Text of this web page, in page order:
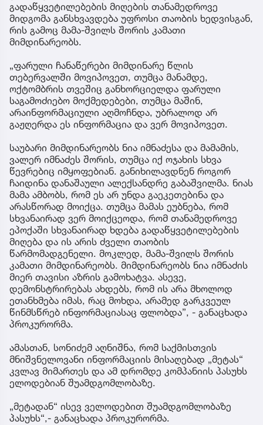
გადაწყვეტილებების მიღების თანამედროვე
მიდგომა განსხვავდება უფროსი თაობის ხედვისგან,
რის გამოც მამა-შვილს შორის კამათი
მიმდინარეობს.
„ფარული ჩანაწერები მიმდინარე წლის
თებერვალში მოვიპოვეთ, თუმცა მანამდე,
ოქტომბრის თვეშიც განხორციელდა ფარული
საგამოძიებო მოქმედებები, თუმცა მაშინ,
არაინფორმაციული აღმოჩნდა, უბრალოდ არ
გაჟღერდა ეს ინფორმაცია და ვერ მოვიპოვეთ.
საუბარი მიმდინარეობს ნია იმნაძესა და მამამის,
ვალერ იმნაძეს შორის, თუმცა იქ ოჯახის სხვა
წევრებიც იმყოფებიან. განიხილავდნენ როგორ
ჩაიდინა დანაშაული ალექსანდრე გაბაშვილმა. ნიას
მამა ამბობს, რომ ეს არ უნდა გაეკეთებინა და
არასწორად მოიქცა. თუმცა მამას ეუბნება, რომ
სხვანაირად ვერ მოიქცეოდა, რომ თანამედროვე
ეპოქაში სხვანაირად ხდება გადაწყვეტილებების
მიღება და ის არის ძველი თაობის
წარმომადგენელი. მოკლედ, მამა-შვილს შორის
კამათი მიმდინარეობს. მიმდინარეობს ნია იმნაძის
მიერ თავისი აზრის გამოხატვა. ასევე,
დემონსტრირებას ახდებს, რომ ის არა მხოლოდ
ეთანხმება იმას, რაც მოხდა, არამედ გარკვეულ
წინმსწრებ ინფორმაციასაც ფლობდა”, - განაცხადა
პროკურორმა.
ამასთან, სონიძემ აღნიშნა, რომ საქმისთვის
მნიშვნელოვანი ინფორმაციის მისაღებად „მეტას“
კვლავ მიმართეს და ამ დრომდე კომპანიის პასუხს
ელოდებიან შუამდგომლობაზე.
„მეტადან“ ისევ ველოდებით შუამდგომლობაზე
პასუხს“,- განაცხადა პროკურორმა.